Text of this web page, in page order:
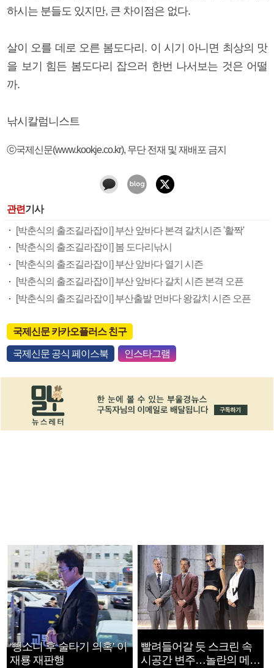
하시는 분들도 있지만, 큰 차이점은 없다.
살이 오를 데로 오른 봄도다리. 이 시기 아니면 최상의 맛
을 보기 힘든 봄도다리 잡으러 한번 나서보는 것은 어떨
까.
낚시칼럼니스트
ⓒ국제신문(www.kookje.co.kr), 무단 전재 및 재배포 금지
관련기사
[박춘식의 출조길라잡이] 부산 앞바다 본격 갈치시즌 '활짝'
[박춘식의 출조길라잡이] 봄 도다리낚시
[박춘식의 출조길라잡이] 부산 앞바다 열기 시즌
[박춘식의 출조길라잡이] 부산 앞바다 갈치 시즌 본격 오픈
[박춘식의 출조길라잡이] 부산출발 먼바다 왕갈치 시즌 오픈
국제신문 카카오플러스 친구
국제신문 공식 페이스북 인스타그램
‘뺑소니 후 술타기 의혹’ 이
재룡 재판행
빨려들어갈 듯 스크린 속
시공간 변주…놀란의 메시